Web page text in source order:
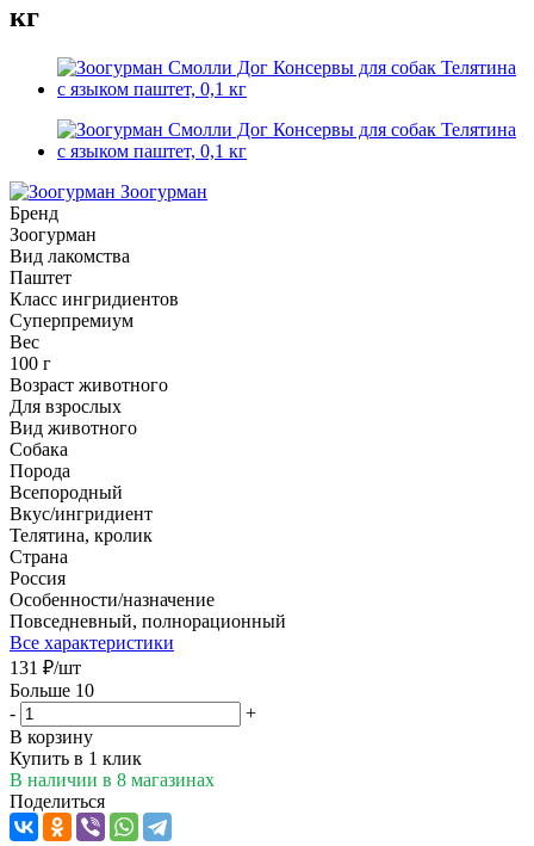
кг
Зоогурман
Бренд
Зоогурман
Вид лакомства
Паштет
Класс ингридиентов
Суперпремиум
Вес
100 г
Возраст животного
Для взрослых
Вид животного
Собака
Порода
Всепородный
Вкус/ингридиент
Телятина, кролик
Страна
Россия
Особенности/назначение
Повседневный, полнорационный
Все характеристики
131 ₽/шт
Больше 10
-
+
В корзину
Купить в 1 клик
В наличии в 8 магазинах
Поделиться